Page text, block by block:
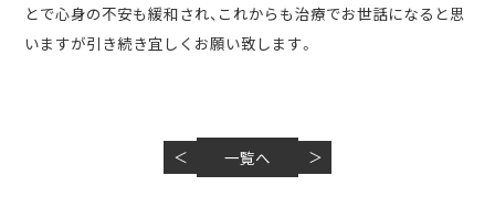
とで心身の不安も緩和され、これからも治療でお世話になると思
いますが引き続き宜しくお願い致します。
＜ 一覧へ ＞